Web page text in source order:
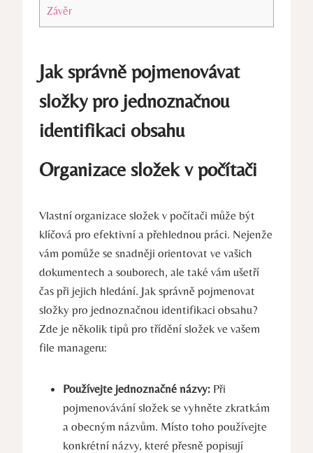
Závěr
Jak správně pojmenovávat
složky pro jednoznačnou
identifikaci obsahu
Organizace složek v počítači
Vlastní organizace složek v počítači může být
klíčová pro efektivní a přehlednou práci. Nejenže
vám pomůže se snadněji orientovat ve vašich
dokumentech a souborech, ale také vám ušetří
čas při jejich hledání. Jak správně pojmenovat
složky pro jednoznačnou identifikaci obsahu?
Zde je několik tipů pro třídění složek ve vašem
file manageru:
Používejte jednoznačné názvy: Při
pojmenovávání složek se vyhněte zkratkám
a obecným názvům. Místo toho používejte
konkrétní názvy, které přesně popisují